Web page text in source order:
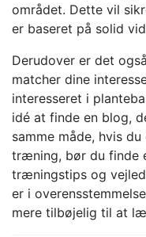
området. Dette vil
er baseret på solid
Derudover er det
matcher dine
interesseret i
idé at finde en blog,
samme måde, hvis
træning, bør du finde
træningstips og
er i
mere tilbøjelig til at